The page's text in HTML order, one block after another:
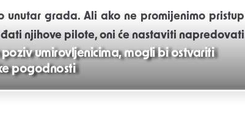
unutar grada. Ali ako ne promijenimo
njihove pilote, oni će nastaviti
umirovljenicima, mogli bi ostvariti
pogodnosti